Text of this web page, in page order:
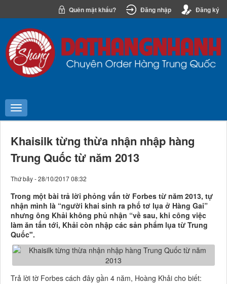
Quên mật khẩu? Đăng nhập Đăng ký
Khaisilk từng thừa nhận nhập hàng
Trung Quốc từ năm 2013
Thứ bảy - 28/10/2017 08:32
Trong một bài trả lời phỏng vấn tờ Forbes từ năm 2013, tự
nhận mình là “người khai sinh ra phố tơ lụa ở Hàng Gai”
nhưng ông Khải không phủ nhận “về sau, khi công việc
làm ăn tấn tới, Khải còn nhập các sản phẩm lụa từ Trung
Quốc".
Trả lời tờ Forbes cách đây gần 4 năm, Hoàng Khải cho biết: